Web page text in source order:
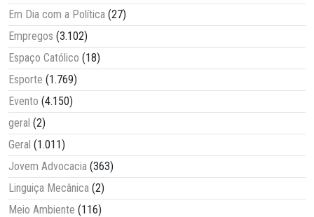
Em Dia com a Política (27)
Empregos (3.102)
Espaço Católico (18)
Esporte (1.769)
Evento (4.150)
geral (2)
Geral (1.011)
Jovem Advocacia (363)
Linguiça Mecânica (2)
Meio Ambiente (116)